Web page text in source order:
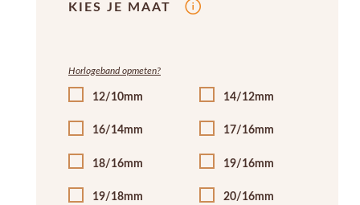
KIES JE MAAT
Horlogeband opmeten?
12/10mm 14/12mm
16/14mm 17/16mm
18/16mm 19/16mm
19/18mm 20/16mm